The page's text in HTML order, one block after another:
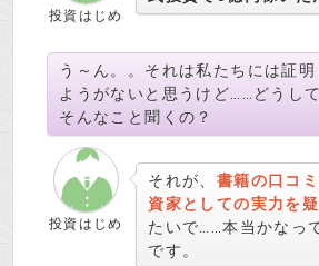
投資はじめ
う～ん。。それは私たちには証明
ようがないと思うけど……どうして
そんなこと聞くの？
投資はじめ
それが、 書籍の口コ
資家としての実力を
たいで……本当かなっ
です。